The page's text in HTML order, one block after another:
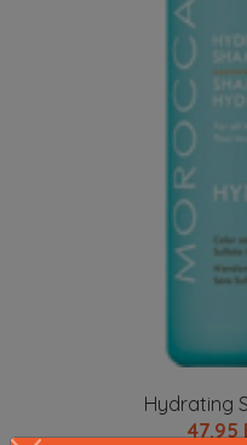
Hydrating
47.95